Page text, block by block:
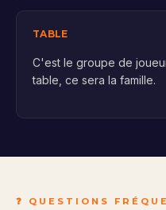
TABLE
C'est le groupe de
table, ce sera la famille.
❓ QUESTIONS